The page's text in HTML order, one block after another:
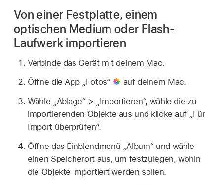
Von einer Festplatte, einem
optischen Medium oder Flash-
Laufwerk importieren
Verbinde das Gerät mit deinem Mac.
Öffne die App „Fotos“
auf deinem Mac.
Wähle „Ablage“ > „Importieren“, wähle die zu
importierenden Objekte aus und klicke auf „Für
Import überprüfen“.
Öffne das Einblendmenü „Album“ und wähle
einen Speicherort aus, um festzulegen, wohin
die Objekte importiert werden sollen.